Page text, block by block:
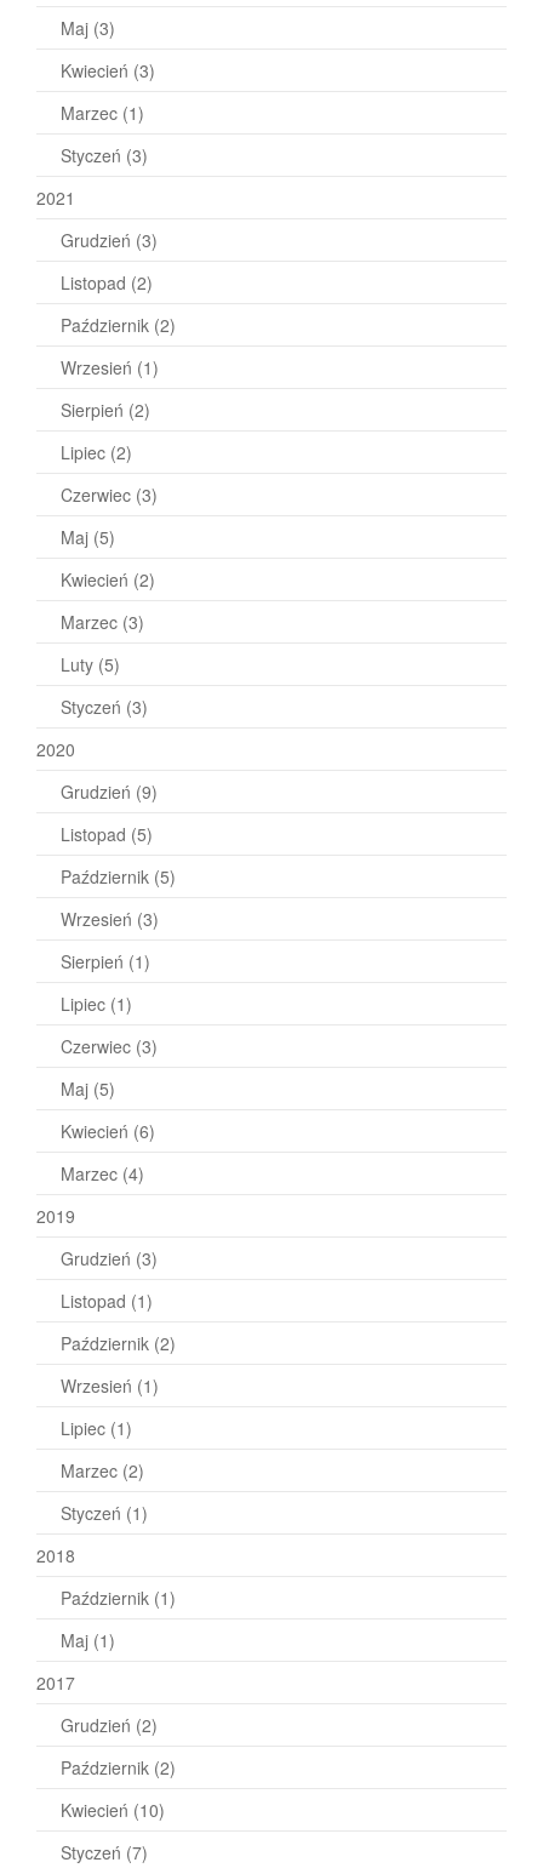
Maj (3)
Kwiecień (3)
Marzec (1)
Styczeń (3)
2021
Grudzień (3)
Listopad (2)
Październik (2)
Wrzesień (1)
Sierpień (2)
Lipiec (2)
Czerwiec (3)
Maj (5)
Kwiecień (2)
Marzec (3)
Luty (5)
Styczeń (3)
2020
Grudzień (9)
Listopad (5)
Październik (5)
Wrzesień (3)
Sierpień (1)
Lipiec (1)
Czerwiec (3)
Maj (5)
Kwiecień (6)
Marzec (4)
2019
Grudzień (3)
Listopad (1)
Październik (2)
Wrzesień (1)
Lipiec (1)
Marzec (2)
Styczeń (1)
2018
Październik (1)
Maj (1)
2017
Grudzień (2)
Październik (2)
Kwiecień (10)
Styczeń (7)